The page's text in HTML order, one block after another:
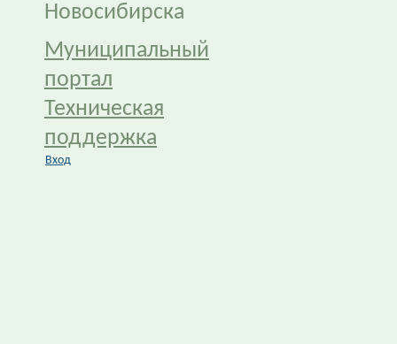
Новосибирска
Муниципальный
портал
Техническая
поддержка
Вход